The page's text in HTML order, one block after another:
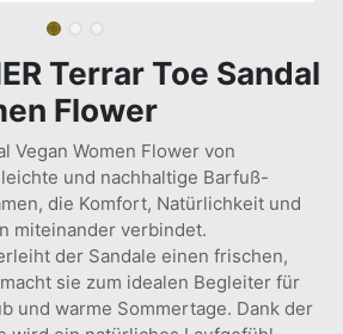
Terrar Toe Sandal
Flower
Vegan Women Flower von
und nachhaltige Barfuß-
die Komfort, Natürlichkeit und
miteinander verbindet.
der Sandale einen frischen,
sie zum idealen Begleiter für
und warme Sommertage. Dank der